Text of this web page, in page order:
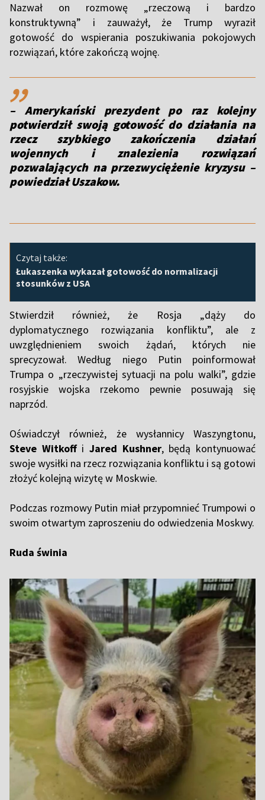
Nazwał on rozmowę „rzeczową i bardzo
konstruktywną” i zauważył, że Trump wyraził
gotowość do wspierania poszukiwania pokojowych
rozwiązań, które zakończą wojnę.
,,
– Amerykański prezydent po raz kolejny
potwierdził swoją gotowość do działania na
rzecz szybkiego zakończenia działań
wojennych i znalezienia rozwiązań
pozwalających na przezwyciężenie kryzysu –
powiedział Uszakow.
Czytaj także:
Łukaszenka wykazał gotowość do normalizacji
stosunków z USA
Stwierdził również, że Rosja „dąży do
dyplomatycznego rozwiązania konfliktu”, ale z
uwzględnieniem swoich żądań, których nie
sprecyzował. Według niego Putin poinformował
Trumpa o „rzeczywistej sytuacji na polu walki”, gdzie
rosyjskie wojska rzekomo pewnie posuwają się
naprzód.
Oświadczył również, że wysłannicy Waszyngtonu,
Steve WitkoffiJared Kushner, będą kontynuować
swoje wysiłki na rzecz rozwiązania konfliktu i są gotowi
złożyć kolejną wizytę w Moskwie.
Podczas rozmowy Putin miał przypomnieć Trumpowi o
swoim otwartym zaproszeniu do odwiedzenia Moskwy.
Ruda świnia